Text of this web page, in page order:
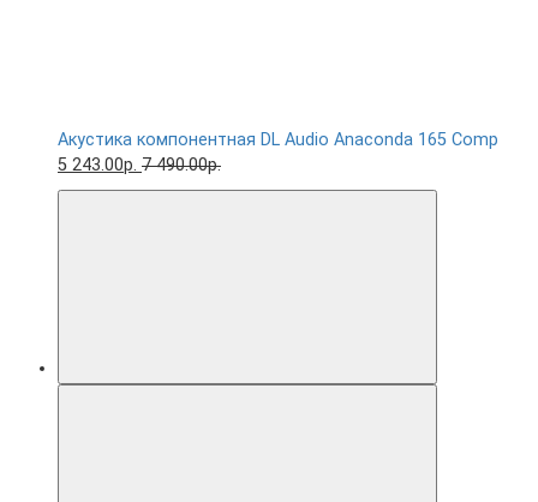
Акустика компонентная DL Audio Anaconda 165 Comp
5 243.00р. 7 490.00р.